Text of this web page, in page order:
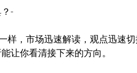
-
样，市场迅速解读，观点迅速切
让你看清接下来的方向。